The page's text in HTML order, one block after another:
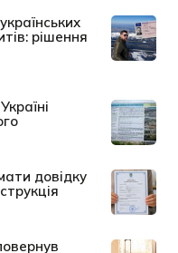
рішення
довідку